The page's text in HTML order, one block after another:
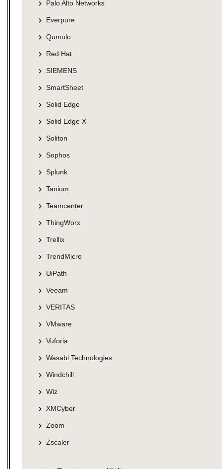
Palo Alto Networks
Everpure
Qumulo
Red Hat
SIEMENS
SmartSheet
Solid Edge
Solid Edge X
Soliton
Sophos
Splunk
Tanium
Teamcenter
ThingWorx
Trellix
TrendMicro
UiPath
Veeam
VERITAS
VMware
Vuforia
Wasabi Technologies
Windchill
Wiz
XMCyber
Zoom
Zscaler